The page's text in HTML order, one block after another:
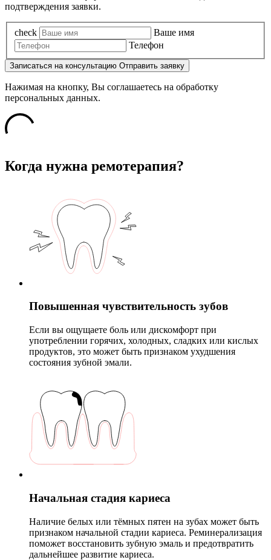
подтверждения заявки.
check
Ваше имя
Телефон
Записаться на консультацию Отправить заявку
Нажимая на кнопку, Вы соглашаетесь на обработку
персональных данных.
Когда нужна ремотерапия?
Повышенная чувствительность зубов
Если вы ощущаете боль или дискомфорт при
употреблении горячих, холодных, сладких или кислых
продуктов, это может быть признаком ухудшения
состояния зубной эмали.
Начальная стадия кариеса
Наличие белых или тёмных пятен на зубах может быть
признаком начальной стадии кариеса. Реминерализация
поможет восстановить зубную эмаль и предотвратить
дальнейшее развитие кариеса.